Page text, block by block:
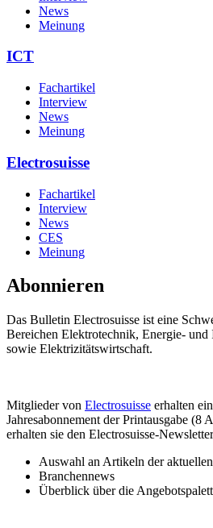
News
Meinung
ICT
Fachartikel
Interview
News
Meinung
Electrosuisse
Fachartikel
Interview
News
CES
Meinung
Abonnieren
Das Bulletin Electrosuisse ist eine
Bereichen Elektrotechnik, Energie- und
sowie Elektrizitätswirtschaft.
Mitglieder von Electrosuisse erhalten
Jahresabonnement der Printausgabe (8
erhalten sie den Electrosuisse-
Auswahl an Artikeln der
Branchennews
Überblick über die